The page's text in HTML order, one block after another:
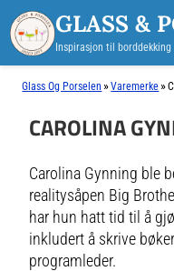
GLASS &
Inspirasjon til
Glass Og Porselen »Varemerke »
CAROLINA
Carolina Gynning ble
realitysåpen Big
har hun hatt tid til å
inkludert å skrive
programleder.